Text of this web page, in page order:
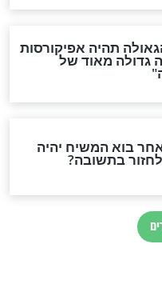
גדול וחלום
עידן עמדי
לוחמי מילואים